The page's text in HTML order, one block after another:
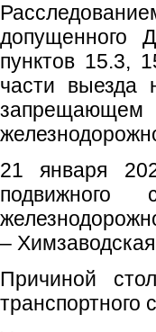
допущенного
пунктов 15.3,
части выезда
запрещающем
21 января
–
Причиной
транспортного